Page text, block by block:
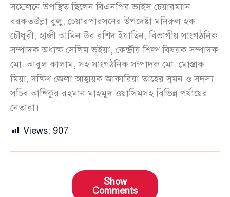
সম্মেলনে উপস্থিত ছিলেন বিএনপির ভাইস চেয়ারম্যান
বরকতউল্লা বুলু, চেয়ারপারসনের উপদেষ্টা মনিরুল হক
চৌধুরী, হাজী আমিন উর রশিদ ইয়াছিন, বিভাগীয় সাংগঠনিক
সম্পাদক অধ্যক্ষ সেলিম ভূইয়া, কেন্দ্রীয় শিল্প বিষয়ক সম্পাদক
মো. আবুল কালাম, সহ সাংগঠনিক সম্পাদক মো. মোস্তাক
মিয়া, দক্ষিণ জেলা আহ্বায়ক জাকারিয়া তাহের সুমন ও সদস্য
সচিব আশিকুর রহমান মাহমুদ ওয়াসিমসহ বিভিন্ন পর্যায়ের
নেতারা।
Views: 907
Show
Comments